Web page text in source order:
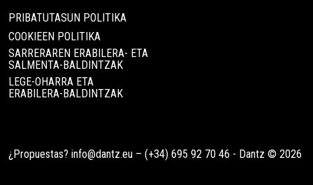
PRIBATUTASUN POLITIKA
COOKIEEN POLITIKA
SARRERAREN ERABILERA- ETA
SALMENTA-BALDINTZAK
LEGE-OHARRA ETA
ERABILERA-BALDINTZAK
¿Propuestas? info@dantz.eu – (+34) 695 92 70 46 - Dantz © 2026